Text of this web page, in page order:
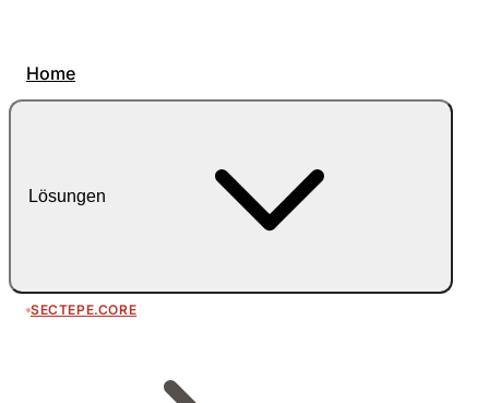
Home
Lösungen
SECTEPE.CORE